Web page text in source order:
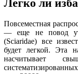
Легко ли
Повсеместная
— еще не повод
(Sciaridae) все
будет легкой. Эта
насчитывает